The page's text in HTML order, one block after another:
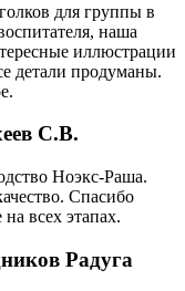
для группы в
наша
иллюстрации
детали продуманы.
С.В.
Ноэкс-Раша.
Спасибо
всех этапах.
Радуга